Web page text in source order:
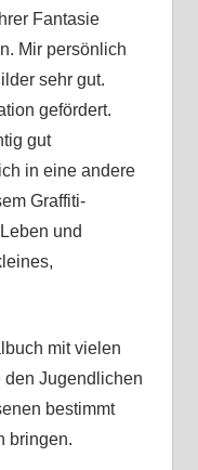
Fantasie
Mir persönlich
sehr gut.
gefördert.
gut
in eine andere
Graffiti-
und
mit vielen
den Jugendlichen
bestimmt
bringen.